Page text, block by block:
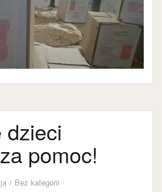
dzieci
pomoc!
Bez kategorii